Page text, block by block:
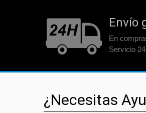
Envío
En
Servicio
¿Necesitas